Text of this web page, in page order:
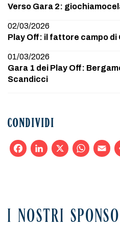
Verso Gara 2:
02/03/2026
Play Off: il fattore campo di
01/03/2026
Gara 1 dei Play Off:
Scandicci
CONDIVIDI
I NOSTRI